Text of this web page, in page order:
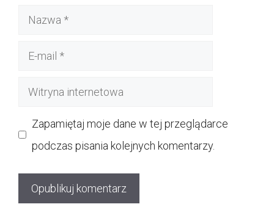
Nazwa
Witryna
Zapamiętaj moje dane w tej przeglądarce
podczas pisania kolejnych komentarzy.